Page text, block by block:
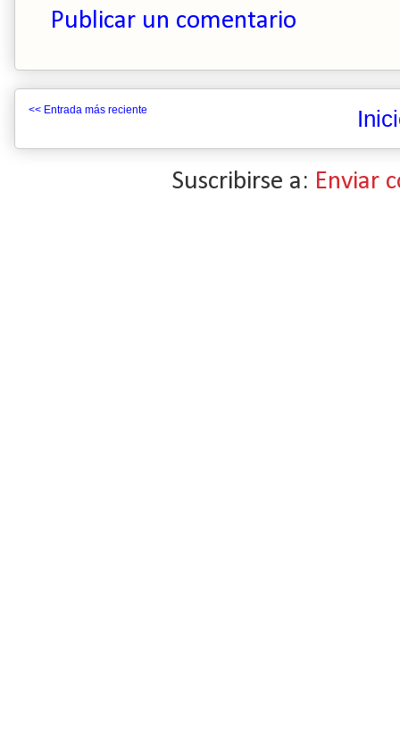
Publicar un comentario
<< Entrada más reciente
Suscribirse a: Enviar